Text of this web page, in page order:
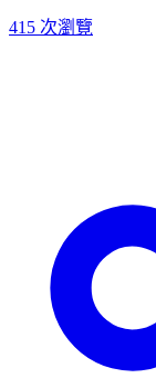
415 次瀏覽